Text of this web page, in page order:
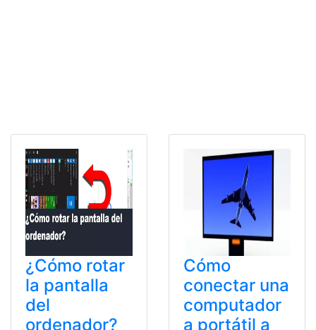
¿Cómo rotar
la pantalla
del
ordenador?
Cómo
conectar una
computador
a portátil a